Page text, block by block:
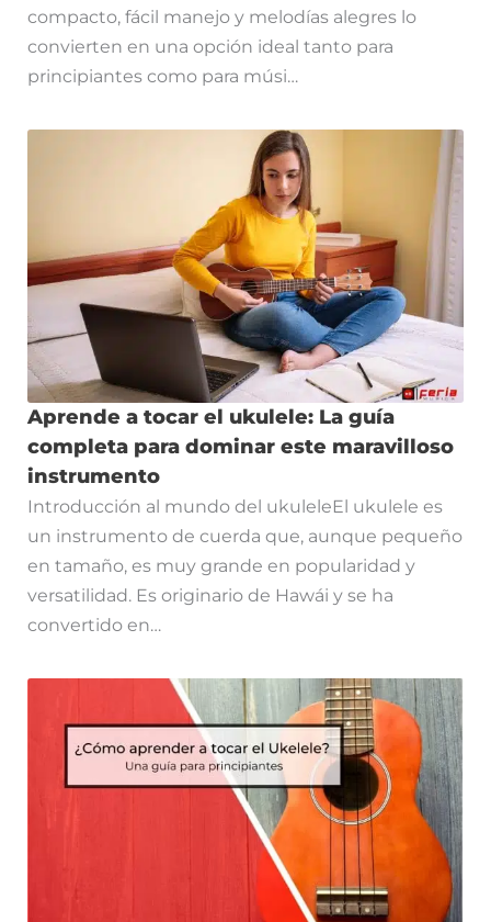
compacto, fácil manejo y melodías alegres lo
convierten en una opción ideal tanto para
principiantes como para músi…
Aprende a tocar el ukulele: La guía
completa para dominar este maravilloso
instrumento
Introducción al mundo del ukuleleEl ukulele es
un instrumento de cuerda que, aunque pequeño
en tamaño, es muy grande en popularidad y
versatilidad. Es originario de Hawái y se ha
convertido en…